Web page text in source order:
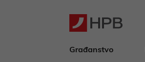
Građanstvo